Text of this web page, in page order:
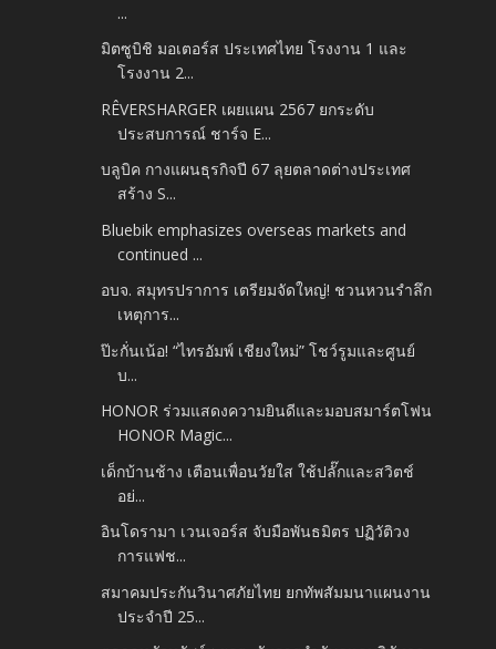
...
มิตซูบิชิ มอเตอร์ส ประเทศไทย โรงงาน 1 และ
โรงงาน 2...
RÊVERSHARGER เผยแผน 2567 ยกระดับ
ประสบการณ์ ชาร์จ E...
บลูบิค กางแผนธุรกิจปี 67 ลุยตลาดต่างประเทศ
สร้าง S...
Bluebik emphasizes overseas markets and
continued ...
อบจ. สมุทรปราการ เตรียมจัดใหญ่! ชวนหวนรำลึก
เหตุการ...
ป๊ะกั่นเน้อ! “ไทรอัมพ์ เชียงใหม่” โชว์รูมและศูนย์
บ...
HONOR ร่วมแสดงความยินดีและมอบสมาร์ตโฟน
HONOR Magic...
เด็กบ้านช้าง เตือนเพื่อนวัยใส ใช้ปลั๊กและสวิตช์
อย่...
อินโดรามา เวนเจอร์ส จับมือพันธมิตร ปฏิวัติวง
การแฟช...
สมาคมประกันวินาศภัยไทย ยกทัพสัมมนาแผนงาน
ประจำปี 25...